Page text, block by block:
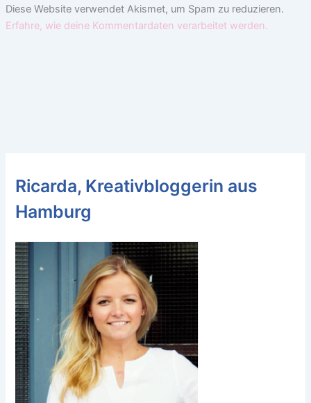
Diese Website verwendet Akismet, um Spam zu reduzieren.
Erfahre, wie deine Kommentardaten verarbeitet werden.
Ricarda, Kreativbloggerin aus
Hamburg